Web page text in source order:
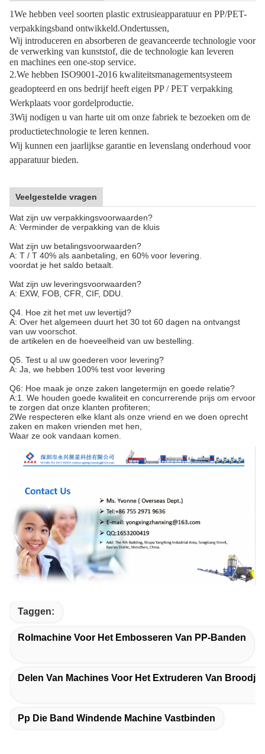
1We hebben veel soorten plastic extrusieapparatuur en PP/PET-
verpakkingsband ontwikkeld.Ondertussen,
Wij introduceren en absorberen de geavanceerde technologie voor
de verwerking van kunststof, die de technologie kan leveren
en machines een one-stop service.
2.We hebben ISO9001-2016 kwaliteitsmanagementsysteem
geadopteerd en ons bedrijf heeft eigen PP / PET verpakking
Werkplaats voor gordelproductie.
3Wij nodigen u van harte uit om onze fabriek te bezoeken om de
productietechnologie te leren kennen.
Wij kunnen een jaarlijkse garantie en levenslang onderhoud voor
apparatuur bieden.
Veelgestelde vragen
Wat zijn uw verpakkingsvoorwaarden?
A: Verminder de verpakking van de kluis
Wat zijn uw betalingsvoorwaarden?
A: T / T 40% als aanbetaling, en 60% voor levering.
voordat je het saldo betaalt.
Wat zijn uw leveringsvoorwaarden?
A: EXW, FOB, CFR, CIF, DDU.
Q4. Hoe zit het met uw levertijd?
A: Over het algemeen duurt het 30 tot 60 dagen na ontvangst
van uw voorschot.
de artikelen en de hoeveelheid van uw bestelling.
Q5. Test u al uw goederen voor levering?
A: Ja, we hebben 100% test voor levering
Q6: Hoe maak je onze zaken langetermijn en goede relatie?
A:1. We houden goede kwaliteit en concurrerende prijs om ervoor
te zorgen dat onze klanten profiteren;
2We respecteren elke klant als onze vriend en we doen oprecht
zaken en maken vrienden met hen,
Waar ze ook vandaan komen.
Taggen:
Rolmachine Voor Het Embosseren Van PP-Banden
Delen Van Machines Voor Het Extruderen Van
Pp Die Band Windende Machine Vastbinden